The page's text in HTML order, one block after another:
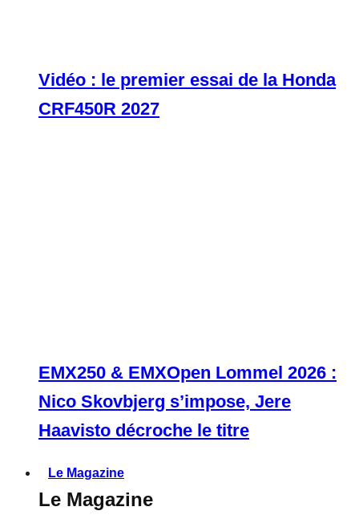
Vidéo : le premier essai de la Honda
CRF450R 2027
EMX250 & EMXOpen Lommel 2026 :
Nico Skovbjerg s’impose, Jere
Haavisto décroche le titre
Le Magazine
Le Magazine